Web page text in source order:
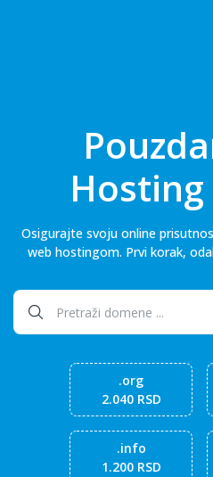
Osigurajte svoju online
web hostingom. Prvi korak,
.org
2.040 RSD
.info
1.200 RSD